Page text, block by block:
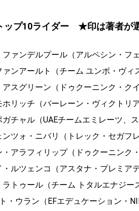
ップ10ライダー ★印は著者が
ァンデルプール（アルペシン・フ
ンアールト（チーム ユンボ・ヴ
スグリーン（ドゥクーニンク・ク
リッチ（バーレーン・ヴィクトリ
チャル（UAEチームエミレーツ、
ツォ・ニバリ（トレック・セガフ
アラフィリップ（ドゥクーニンク
ルツェンコ（アスタナ・プレミア
トゥール（チーム トタルエナジ
・ウラン（EFエデュケーション・